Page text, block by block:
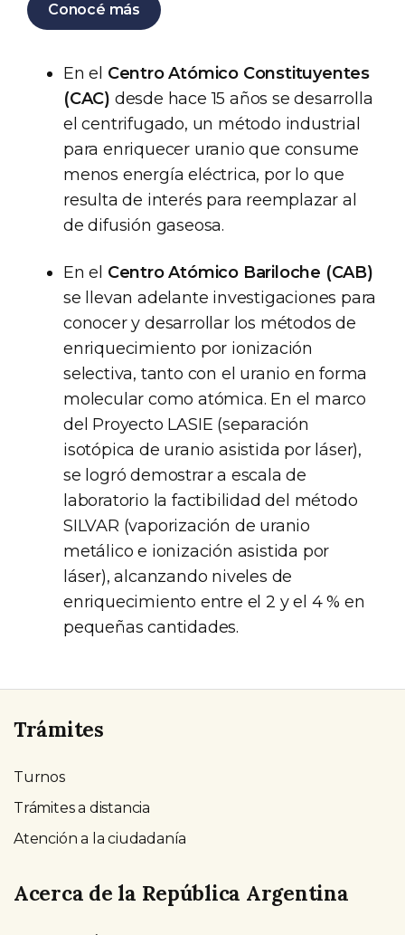
Conocé más
En el Centro Atómico Constituyentes
(CAC) desde hace 15 años se desarrolla
el centrifugado, un método industrial
para enriquecer uranio que consume
menos energía eléctrica, por lo que
resulta de interés para reemplazar al
de difusión gaseosa.
En el Centro Atómico Bariloche (CAB)
se llevan adelante investigaciones para
conocer y desarrollar los métodos de
enriquecimiento por ionización
selectiva, tanto con el uranio en forma
molecular como atómica. En el marco
del Proyecto LASIE (separación
isotópica de uranio asistida por láser),
se logró demostrar a escala de
laboratorio la factibilidad del método
SILVAR (vaporización de uranio
metálico e ionización asistida por
láser), alcanzando niveles de
enriquecimiento entre el 2 y el 4 % en
pequeñas cantidades.
Trámites
Turnos
Trámites a distancia
Atención a la ciudadanía
Acerca de la República Argentina